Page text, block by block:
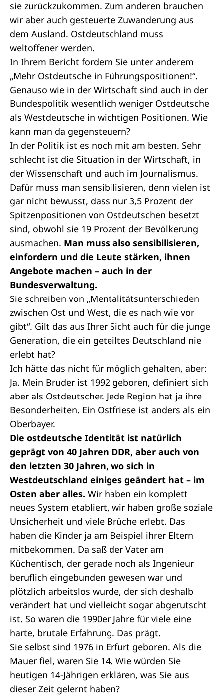
sie zurückzukommen. Zum anderen brauchen
wir aber auch gesteuerte Zuwanderung aus
dem Ausland. Ostdeutschland muss
weltoffener werden.
In Ihrem Bericht fordern Sie unter anderem
„Mehr Ostdeutsche in Führungspositionen!“.
Genauso wie in der Wirtschaft sind auch in der
Bundespolitik wesentlich weniger Ostdeutsche
als Westdeutsche in wichtigen Positionen. Wie
kann man da gegensteuern?
In der Politik ist es noch mit am besten. Sehr
schlecht ist die Situation in der Wirtschaft, in
der Wissenschaft und auch im Journalismus.
Dafür muss man sensibilisieren, denn vielen ist
gar nicht bewusst, dass nur 3,5 Prozent der
Spitzenpositionen von Ostdeutschen besetzt
sind, obwohl sie 19 Prozent der Bevölkerung
ausmachen. Man muss also sensibilisieren,
einfordern und die Leute stärken, ihnen
Angebote machen – auch in der
Bundesverwaltung.
Sie schreiben von „Mentalitätsunterschieden
zwischen Ost und West, die es nach wie vor
gibt“. Gilt das aus Ihrer Sicht auch für die junge
Generation, die ein geteiltes Deutschland nie
erlebt hat?
Ich hätte das nicht für möglich gehalten, aber:
Ja. Mein Bruder ist 1992 geboren, definiert sich
aber als Ostdeutscher. Jede Region hat ja ihre
Besonderheiten. Ein Ostfriese ist anders als ein
Oberbayer.
Die ostdeutsche Identität ist natürlich
geprägt von 40 Jahren DDR, aber auch von
den letzten 30 Jahren, wo sich in
Westdeutschland einiges geändert hat – im
Osten aber alles. Wir haben ein komplett
neues System etabliert, wir haben große soziale
Unsicherheit und viele Brüche erlebt. Das
haben die Kinder ja am Beispiel ihrer Eltern
mitbekommen. Da saß der Vater am
Küchentisch, der gerade noch als Ingenieur
beruflich eingebunden gewesen war und
plötzlich arbeitslos wurde, der sich deshalb
verändert hat und vielleicht sogar abgerutscht
ist. So waren die 1990er Jahre für viele eine
harte, brutale Erfahrung. Das prägt.
Sie selbst sind 1976 in Erfurt geboren. Als die
Mauer fiel, waren Sie 14. Wie würden Sie
heutigen 14-Jährigen erklären, was Sie aus
dieser Zeit gelernt haben?